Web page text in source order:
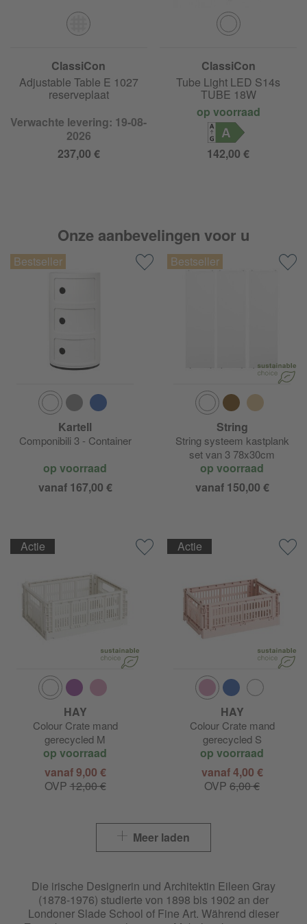
ClassiCon
Adjustable Table E 1027
reserveplaat
Verwachte levering: 19-08-
2026
237,00 €
ClassiCon
Tube Light LED S14s
TUBE 18W
op voorraad
A
142,00 €
Onze aanbevelingen voor u
Kartell
Componibili 3 - Container
op voorraad
vanaf 167,00 €
String
String systeem kastplank
set van 3 78x30cm
op voorraad
vanaf 150,00 €
Actie
HAY
Colour Crate mand
gerecycled M
op voorraad
vanaf 9,00 €
OVP12,00 €
Actie
HAY
Colour Crate mand
gerecycled S
op voorraad
vanaf 4,00 €
OVP 6,00 €
Meer laden
Die irische Designerin und Architektin Eileen Gray
(1878-1976) studierte von 1898 bis 1902 an der
Londoner Slade School of Fine Art. Während dieser